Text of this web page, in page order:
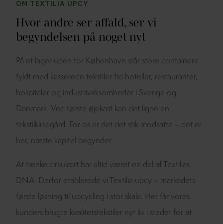
OM TEXTILIA UPCY
Hvor andre ser affald, ser vi
begyndelsen på noget nyt
På et lager uden for København står store containere
fyldt med kasserede tekstiler fra hoteller, restauranter,
hospitaler og industrivirksomheder i Sverige og
Danmark. Ved første øjekast kan det ligne en
tekstilkirkegård. For os er det det stik modsatte – det er
her, næste kapitel begynder.
At tænke cirkulært har altid været en del af Textilias
DNA. Derfor etablerede vi Textilia upcy – markedets
første løsning til upcycling i stor skala. Her får vores
kunders brugte kvalitetstekstiler nyt liv i stedet for at